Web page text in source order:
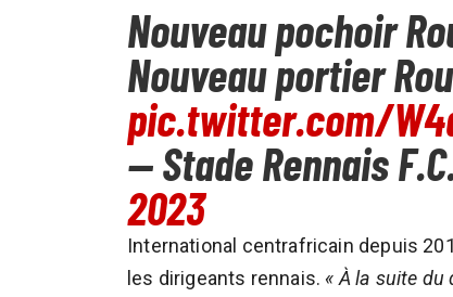
Nouveau pochoir
Nouveau portier
pic.twitter.com/
— Stade Rennais
2023
International centrafricain depuis
les dirigeants rennais. « À la suite du